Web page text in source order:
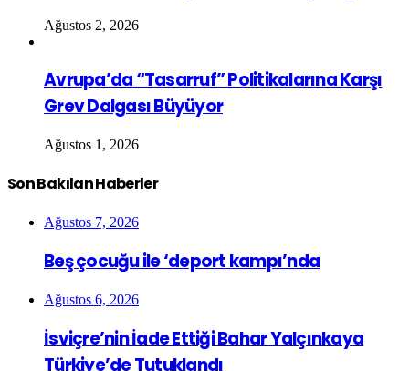
Ağustos 2, 2026
Avrupa’da “Tasarruf” Politikalarına Karşı
Grev Dalgası Büyüyor
Ağustos 1, 2026
Son Bakılan Haberler
Ağustos 7, 2026
Beş çocuğu ile ‘deport kampı’nda
Ağustos 6, 2026
İsviçre’nin İade Ettiği Bahar Yalçınkaya
Türkiye’de Tutuklandı